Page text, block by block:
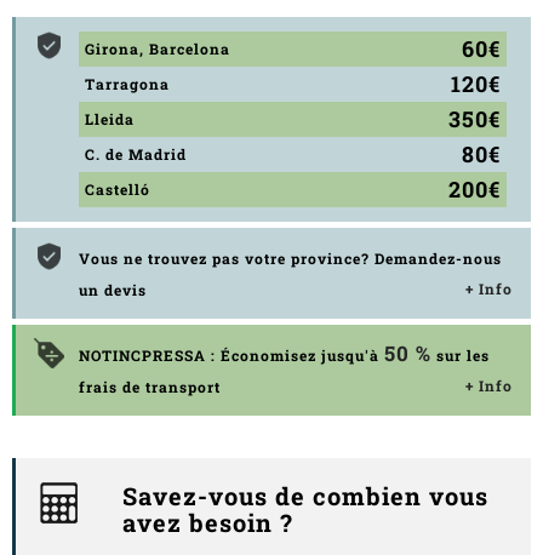
Girona, Barcelona 60€
Tarragona 120€
Lleida 350€
C. de Madrid 80€
Castelló 200€
Vous ne trouvez pas votre province? Demandez-nous
un devis
+ Info
NOTINCPRESSA : Économisez jusqu'à 50 % sur les
frais de transport
+ Info
Savez-vous de combien vous
avez besoin ?